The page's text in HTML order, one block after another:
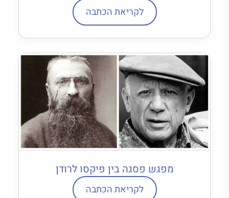
לקריאת הכתבה
מפגש פסגה בין פיקסו לרודן
לקריאת הכתבה